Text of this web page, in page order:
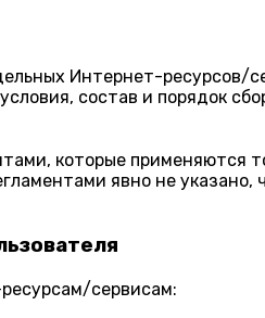
Интернет-ресурсов/
состав и порядок
которые применяются
явно не
сервисам: